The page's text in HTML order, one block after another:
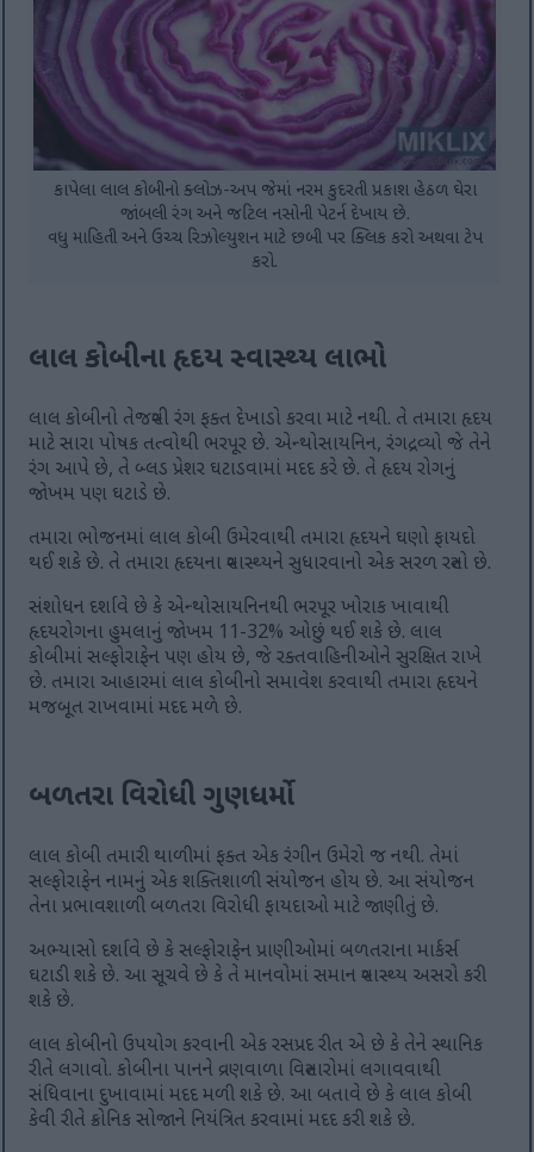
કાપેલા લાલ કોબીનો ક્લોઝ-અપ જેમાં નરમ કુદરતી પ્રકાશ હેઠળ ઘેરા
જાંબલી રંગ અને જટિલ નસોની પેટર્ન દેખાય છે.
વધુ માહિતી અને ઉચ્ચ રિઝોલ્યુશન માટે છબી પર ક્લિક કરો અથવા ટેપ
કરો.
લાલ કોબીના હૃદય સ્વાસ્થ્ય લાભો
લાલ કોબીનો તેજસ્વી રંગ ફક્ત દેખાડો કરવા માટે નથી. તે તમારા હૃદય
માટે સારા પોષક તત્વોથી ભરપૂર છે. એન્થોસાયનિન, રંગદ્રવ્યો જે તેને
રંગ આપે છે, તે બ્લડ પ્રેશર ઘટાડવામાં મદદ કરે છે. તે હૃદય રોગનું
જોખમ પણ ઘટાડે છે.
તમારા ભોજનમાં લાલ કોબી ઉમેરવાથી તમારા હૃદયને ઘણો ફાયદો
થઈ શકે છે. તે તમારા હૃદયના સ્વાસ્થ્યને સુધારવાનો એક સરળ રસ્તો છે.
સંશોધન દર્શાવે છે કે એન્થોસાયનિનથી ભરપૂર ખોરાક ખાવાથી
હૃદયરોગના હુમલાનું જોખમ 11-32% ઓછું થઈ શકે છે. લાલ
કોબીમાં સલ્ફોરાફેન પણ હોય છે, જે રક્તવાહિનીઓને સુરક્ષિત રાખે
છે. તમારા આહારમાં લાલ કોબીનો સમાવેશ કરવાથી તમારા હૃદયને
મજબૂત રાખવામાં મદદ મળે છે.
બળતરા વિરોધી ગુણધર્મો
લાલ કોબી તમારી થાળીમાં ફક્ત એક રંગીન ઉમેરો જ નથી. તેમાં
સલ્ફોરાફેન નામનું એક શક્તિશાળી સંયોજન હોય છે. આ સંયોજન
તેના પ્રભાવશાળી બળતરા વિરોધી ફાયદાઓ માટે જાણીતું છે.
અભ્યાસો દર્શાવે છે કે સલ્ફોરાફેન પ્રાણીઓમાં બળતરાના માર્કર્સ
ઘટાડી શકે છે. આ સૂચવે છે કે તે માનવોમાં સમાન સ્વાસ્થ્ય અસરો કરી
શકે છે.
લાલ કોબીનો ઉપયોગ કરવાની એક રસપ્રદ રીત એ છે કે તેને સ્થાનિક
રીતે લગાવો. કોબીના પાનને વ્રણવાળા વિસ્તારોમાં લગાવવાથી
સંધિવાના દુખાવામાં મદદ મળી શકે છે. આ બતાવે છે કે લાલ કોબી
કેવી રીતે ક્રોનિક સોજાને નિયંત્રિત કરવામાં મદદ કરી શકે છે.